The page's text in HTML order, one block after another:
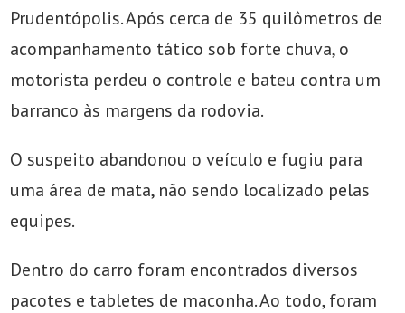
Prudentópolis. Após cerca de 35 quilômetros de
acompanhamento tático sob forte chuva, o
motorista perdeu o controle e bateu contra um
barranco às margens da rodovia.
O suspeito abandonou o veículo e fugiu para
uma área de mata, não sendo localizado pelas
equipes.
Dentro do carro foram encontrados diversos
pacotes e tabletes de maconha. Ao todo, foram